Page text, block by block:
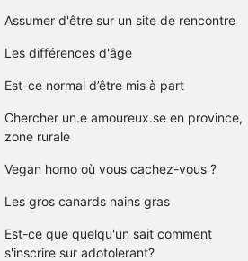
Assumer d'être sur un site de rencontre
Les différences d'âge
Est-ce normal d’être mis à part
Chercher un.e amoureux.se en province,
zone rurale
Vegan homo où vous cachez-vous ?
Les gros canards nains gras
Est-ce que quelqu'un sait comment
s'inscrire sur adotolerant?